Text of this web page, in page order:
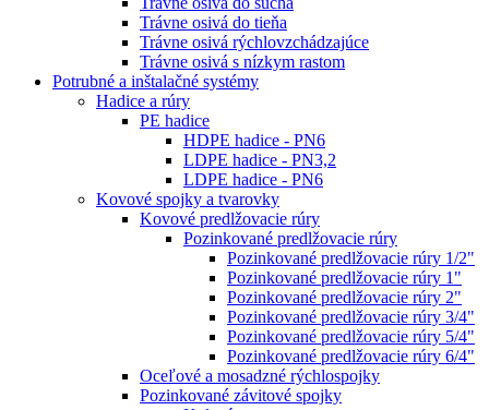
Trávne osivá do tieňa
Trávne osivá rýchlovzchádzajúce
Trávne osivá s nízkym rastom
Potrubné a inštalačné systémy
Hadice a rúry
PE hadice
HDPE hadice - PN6
LDPE hadice - PN3,2
LDPE hadice - PN6
Kovové spojky a tvarovky
Kovové predlžovacie rúry
Pozinkované predlžovacie rúry
Pozinkované predlžovacie rúry 1/2"
Pozinkované predlžovacie rúry 1"
Pozinkované predlžovacie rúry 2"
Pozinkované predlžovacie rúry 3/4"
Pozinkované predlžovacie rúry 5/4"
Pozinkované predlžovacie rúry 6/4"
Oceľové a mosadzné rýchlospojky
Pozinkované závitové spojky